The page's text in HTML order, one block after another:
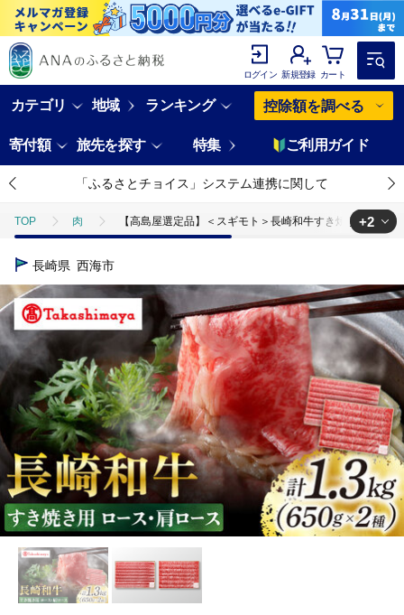
ログイン 新規登録 カート
カテゴリ 地域 ランキング 控除額を調べる
寄付額 旅先を探す 特集 ご利用ガイド
「ふるさとチョイス」システム連携に関して
TOP 肉 【高島屋選定品】＜スギモト＞長崎和牛すき焼き用
TOP
TOP 牛肉 すき焼き(牛肉) 【高島屋選定品】＜ス
+2
長崎県 西海市